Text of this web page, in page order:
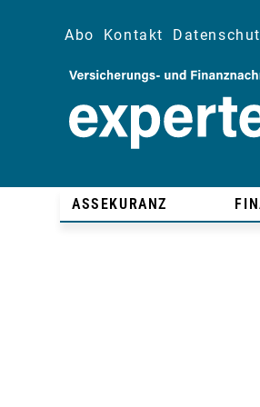
Abo Kontakt
ASSEKURANZ